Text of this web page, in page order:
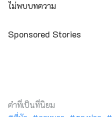
ไม่พบบทความ
Sponsored Stories
คำที่เป็นที่นิยม